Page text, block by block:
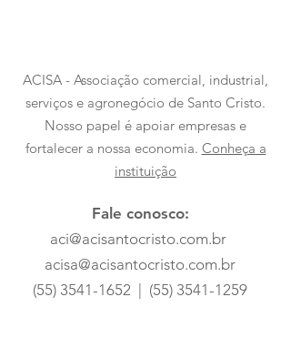
ACISA - Associação comercial, industrial,
serviços e agronegócio de Santo Cristo.
Nosso papel é apoiar empresas e
fortalecer a nossa economia. Conheça a
instituição
Fale conosco:
aci@acisantocristo.com.br
acisa@acisantocristo.com.br
(55) 3541-1652
(55) 3541-1259